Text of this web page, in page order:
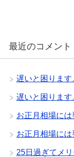
最近のコメント
遅いと困ります
遅いと困ります
お正月相場には
お正月相場には
25日過ぎてメリ